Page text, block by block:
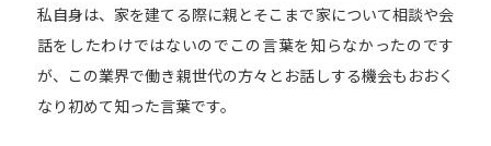
私自身は、家を建てる際に親とそこまで家について相談や会
話をしたわけではないのでこの言葉を知らなかったのです
が、この業界で働き親世代の方々とお話しする機会もおおく
なり初めて知った言葉です。